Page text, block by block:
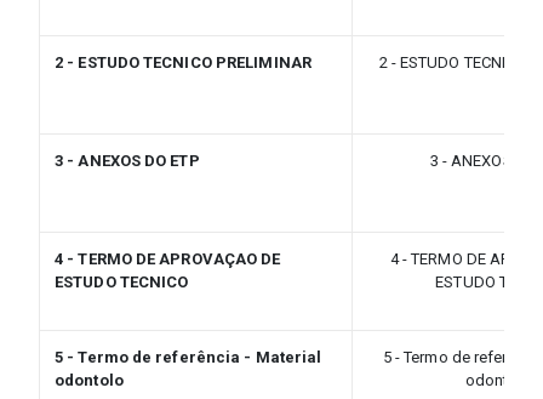
2 - ESTUDO TECNICO PRELIMINAR 2 - ESTUDO TECNICO
3 - ANEXOS DO ETP 3 - ANEXOS DO
4 - TERMO DE APROVAÇAO DE
ESTUDO TECNICO
4 - TERMO DE
ESTUDO
5 - Termo de referência - Material
odontolo
5 - Termo de
odontolo